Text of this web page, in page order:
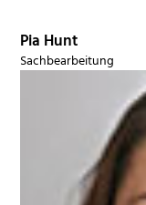
Pia Hunt
Sachbearbeitung